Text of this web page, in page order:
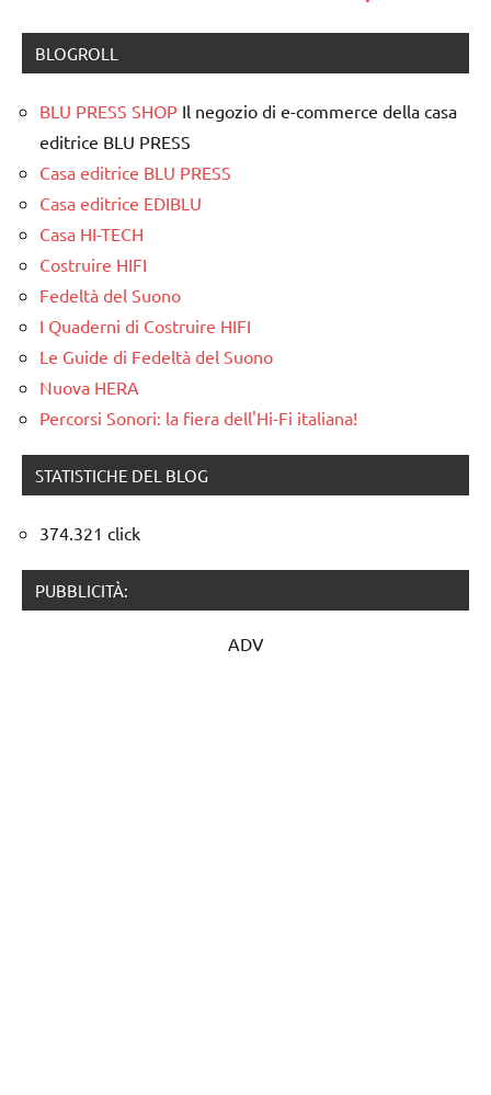
BLOGROLL
BLU PRESS SHOP Il negozio di e-commerce della casa
editrice BLU PRESS
Casa editrice BLU PRESS
Casa editrice EDIBLU
Casa HI-TECH
Costruire HIFI
Fedeltà del Suono
I Quaderni di Costruire HIFI
Le Guide di Fedeltà del Suono
Nuova HERA
Percorsi Sonori: la fiera dell'Hi-Fi italiana!
STATISTICHE DEL BLOG
374.321 click
PUBBLICITÀ:
ADV